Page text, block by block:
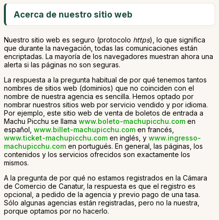
Acerca de nuestro sitio web
Nuestro sitio web es seguro (protocolo https), lo que significa
que durante la navegación, todas las comunicaciones están
encriptadas. La mayoría de los navegadores muestran ahora una
alerta si las páginas no son seguras.
La respuesta a la pregunta habitual de por qué tenemos tantos
nombres de sitios web (dominios) que no coinciden con el
nombre de nuestra agencia es sencilla. Hemos optado por
nombrar nuestros sitios web por servicio vendido y por idioma.
Por ejemplo, este sitio web de venta de boletos de entrada a
Machu Picchu se llama www.boleto-machupicchu.com en
español, www.billet-machupicchu.com en francés,
www.ticket-machupicchu.com en inglés, y www.ingresso-
machupicchu.com en portugués. En general, las páginas, los
contenidos y los servicios ofrecidos son exactamente los
mismos.
A la pregunta de por qué no estamos registrados en la Cámara
de Comercio de Canatur, la respuesta es que el registro es
opcional, a pedido de la agencia y previo pago de una tasa.
Sólo algunas agencias están registradas, pero no la nuestra,
porque optamos por no hacerlo.